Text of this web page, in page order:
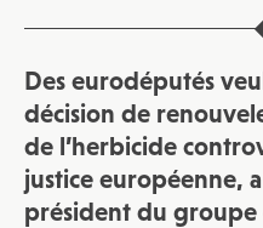
Des eurodéputés
décision de
de l’herbicide
justice européenne,
président du groupe